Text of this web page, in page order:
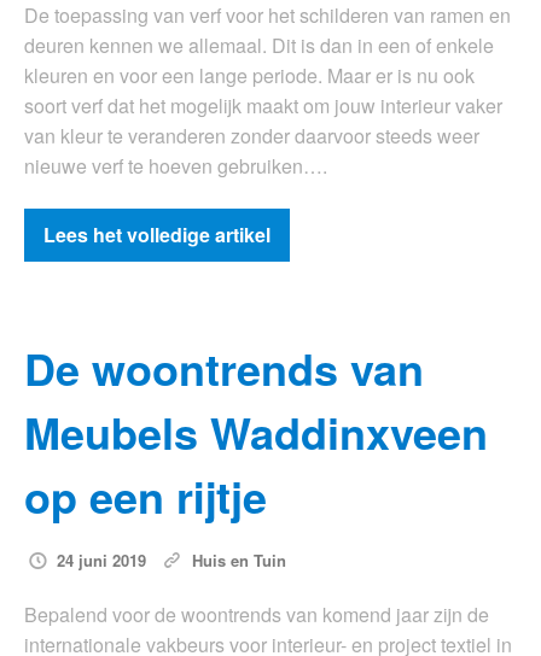
De toepassing van verf voor het schilderen van ramen en
deuren kennen we allemaal. Dit is dan in een of enkele
kleuren en voor een lange periode. Maar er is nu ook
soort verf dat het mogelijk maakt om jouw interieur vaker
van kleur te veranderen zonder daarvoor steeds weer
nieuwe verf te hoeven gebruiken….
Lees het volledige artikel
De woontrends van
Meubels Waddinxveen
op een rijtje
24 juni 2019 Huis en Tuin
Bepalend voor de woontrends van komend jaar zijn de
internationale vakbeurs voor interieur- en project textiel in